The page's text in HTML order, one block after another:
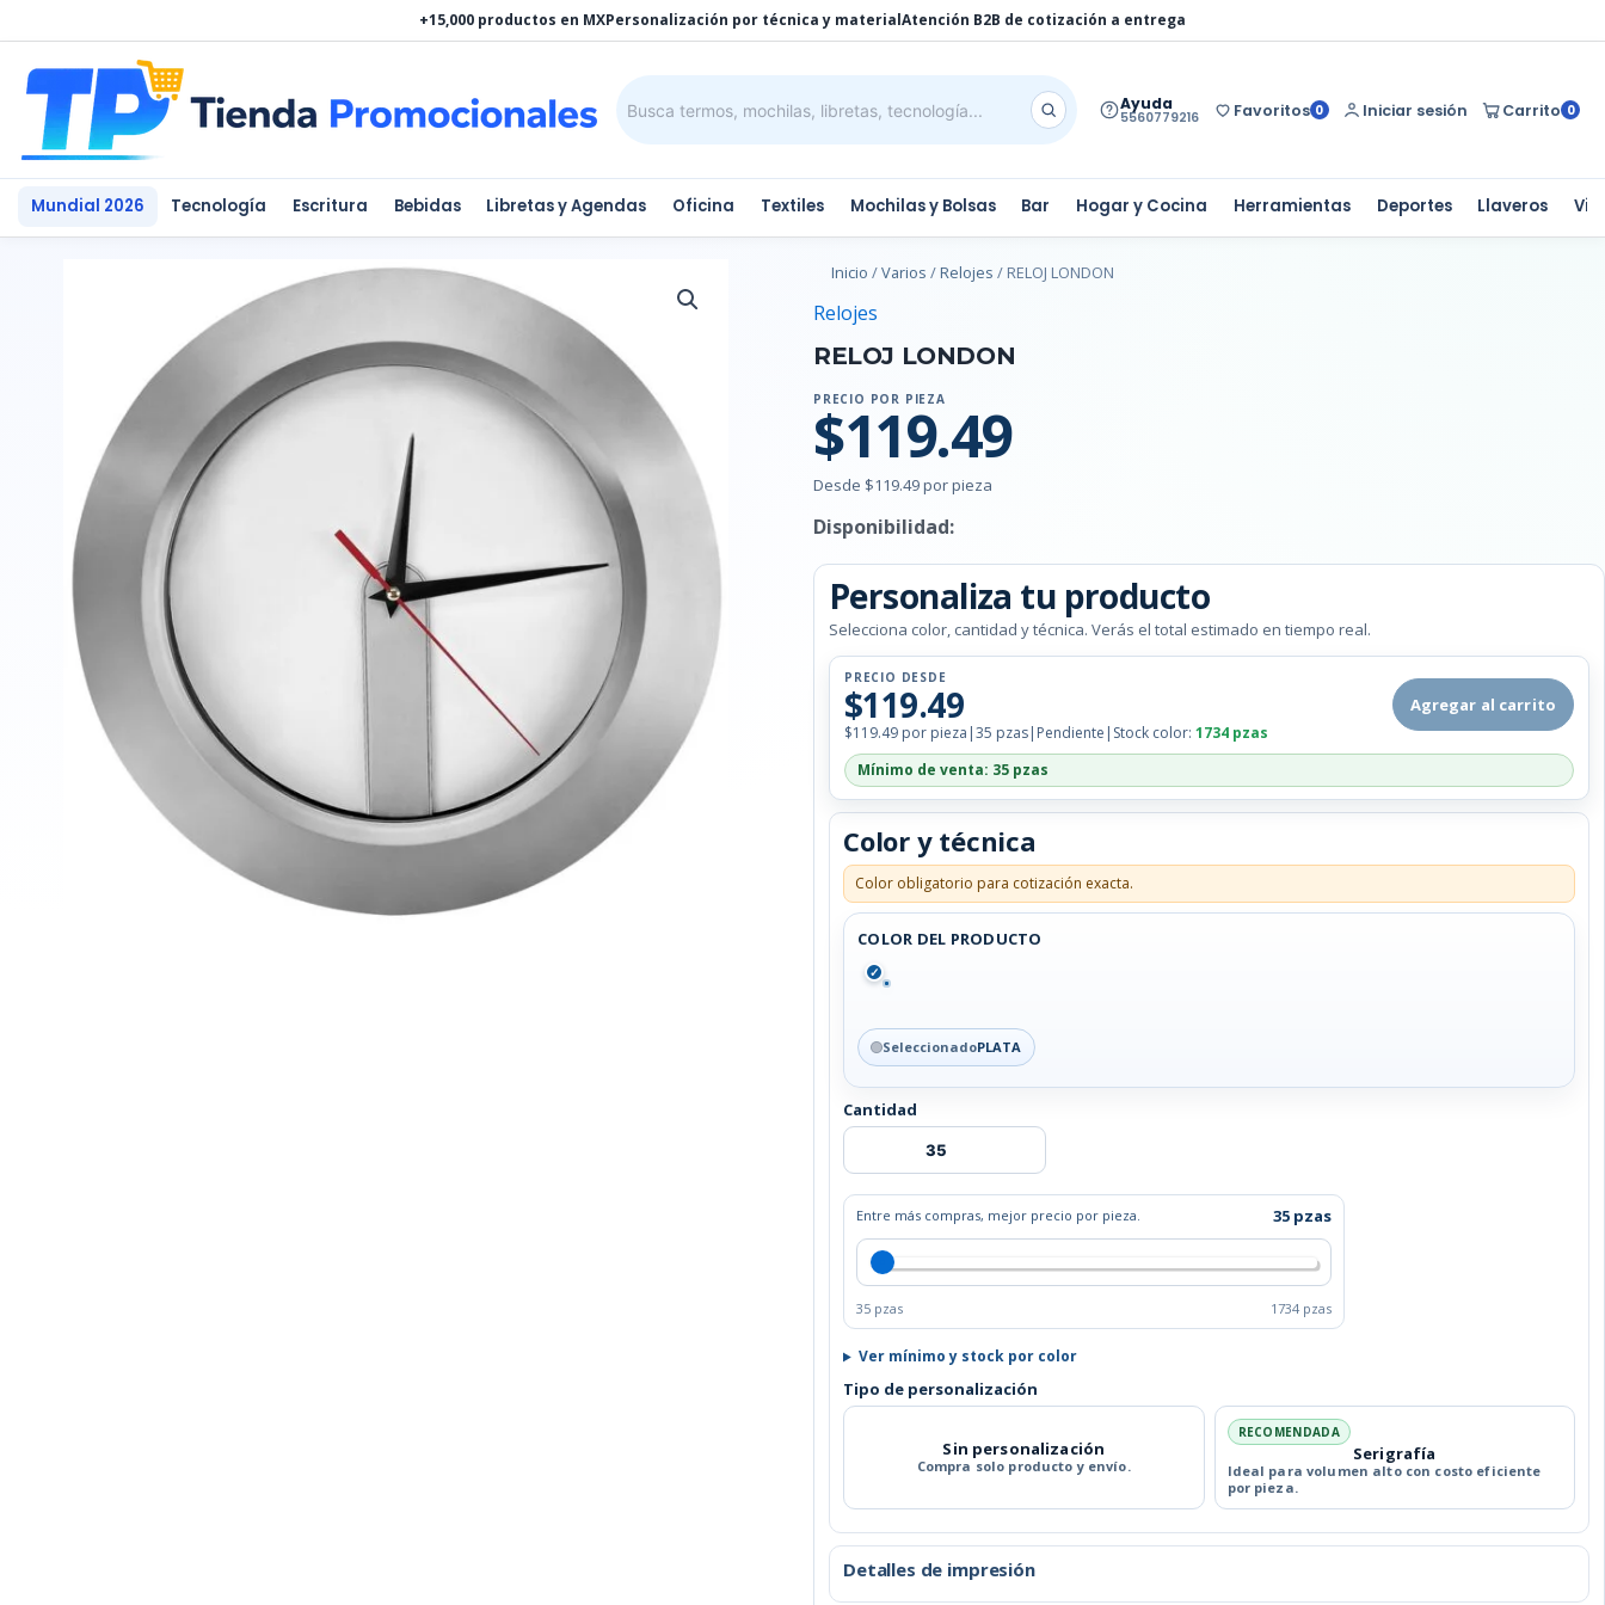
al
contenido
+15,000 productos en MXPersonalización por técnica y materialAtención B2B de cotización a entrega
Ayuda
5560779216 Favoritos 0 Iniciar sesión Carrito 0
Mundial 2026 Tecnología Escritura Bebidas Libretas y Agendas Oficina Textiles Mochilas y Bolsas Bar Hogar y Cocina Herramientas Deportes Llaveros
Inicio /Varios / Relojes / RELOJ LONDON
Relojes
RELOJ LONDON
PRECIO POR PIEZA
$119.49
Desde $119.49 por pieza
Disponibilidad:
Personaliza tu producto
Selecciona color, cantidad y técnica. Verás el total estimado en tiempo real.
PRECIO DESDE
$119.49
$119.49 por pieza |35 pzas| Pendiente | Stock color: 1734 pzas
Agregar al carrito
Mínimo de venta: 35 pzas
Color y técnica
Color obligatorio para cotización exacta.
COLOR DEL PRODUCTO
✓
SeleccionadoPLATA
Cantidad
Entre más compras, mejor precio por pieza. 35 pzas
35 pzas 1734 pzas
Ver mínimo y stock por color
Tipo de personalización
Sin personalización
Compra solo producto y envío.
RECOMENDADA
Serigrafía
Ideal para volumen alto con costo eficiente
por pieza.
Detalles de impresión